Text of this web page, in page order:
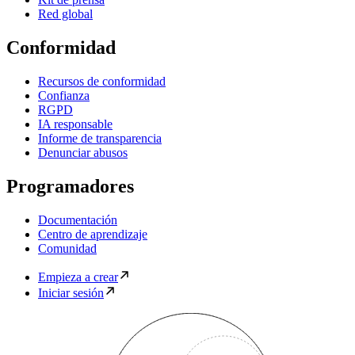
Red global
Conformidad
Recursos de conformidad
Confianza
RGPD
IA responsable
Informe de transparencia
Denunciar abusos
Programadores
Documentación
Centro de aprendizaje
Comunidad
Empieza a crear
Iniciar sesión